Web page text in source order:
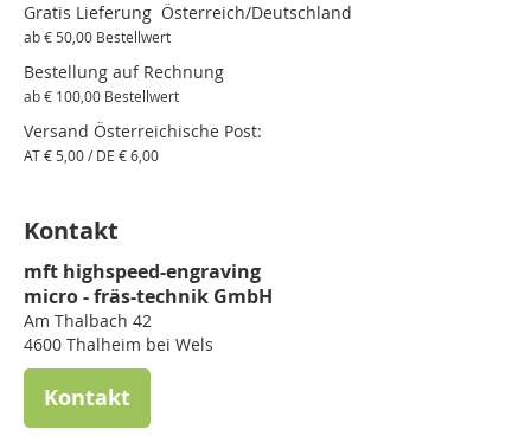
Gratis Lieferung Österreich/Deutschland
ab € 50,00 Bestellwert
Bestellung auf Rechnung
ab € 100,00 Bestellwert
Versand Österreichische Post:
AT € 5,00 / DE € 6,00
Kontakt
mft highspeed-engraving
micro - fräs-technik GmbH
Am Thalbach 42
4600 Thalheim bei Wels
Kontakt